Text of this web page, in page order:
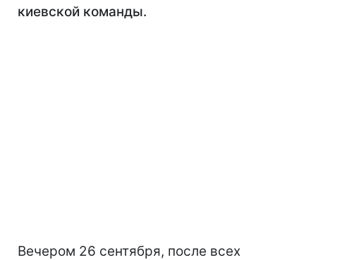
киевской команды.
Вечером 26 сентября, после всех